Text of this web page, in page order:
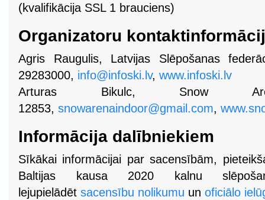
(kvalifikācija SSL 1 brauciens)
Organizatoru
Agris Raugulis, Latvijas Slēpošanas
29283000, info@infoski.lv, www.infoski.lv
Arturas Bikulc, Snow
12853, snowarenaindoor@gmail.com,
Informācija dalībniekiem
Sīkākai informācijai par sacensībām,
Baltijas kausa 2020 kalnu
lejupielādēt sacensību nolikumu un oficiālo